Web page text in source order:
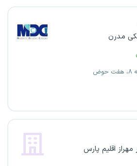
مدرن
اقلیم پارس